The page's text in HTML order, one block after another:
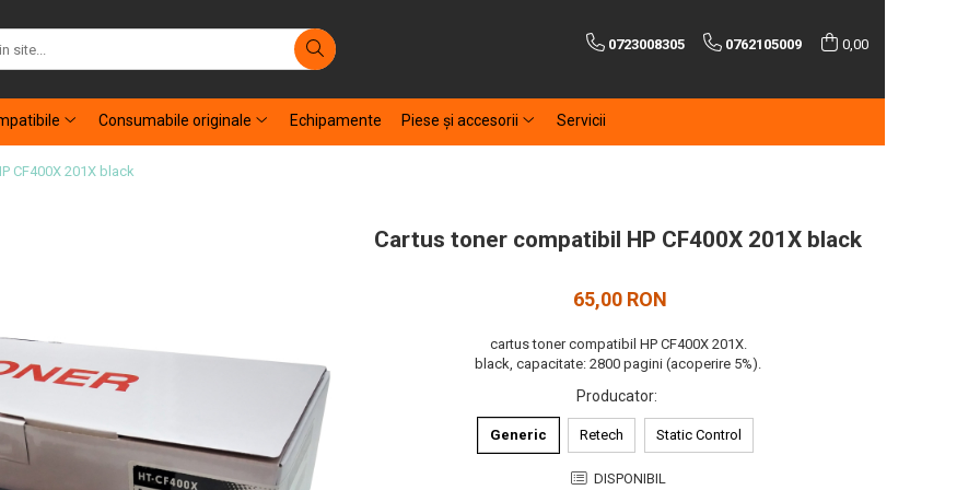
0723008305 0762105009 0,00
Consumabile originale Echipamente Piese şi accesorii Servicii
CF400X 201X black
Cartus toner compatibil HP CF400X 201X black
65,00 RON
cartus toner compatibil HP CF400X 201X.
black, capacitate: 2800 pagini (acoperire 5%).
Producator:
Generic Retech Static Control
DISPONIBIL